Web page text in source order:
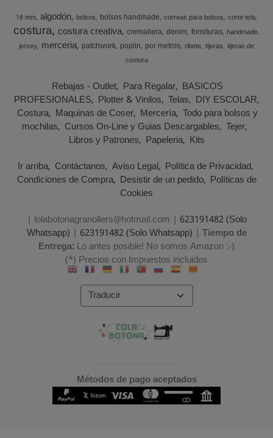
18 mm algodón bolsos bolsos handmade correas para bolsos corte tela
costura costura creativa cremallera denim fornituras handmade
jersey merceria patchwork poplin por metros ribete tijeras tijeras de
costura
Rebajas - Outlet Para Regalar BASICOS
PROFESIONALES Plotter & Vinilos Telas DIY ESCOLAR
Costura Maquinas de Coser Mercería Todo para bolsos y
mochilas Cursos On-Line y Guias Descargables Tejer
Libros y Patrones Papeleria Kits
Ir arriba Contáctanos Aviso Legal Política de Privacidad
Condiciones de Compra Desistir de un pedido Políticas de
Cookies
| lolabotonagranollers@hotmail.com | 623191482 (Solo
Whatsapp) | 623191482 (Solo Whatsapp) | Tiempo de
Entrega:Lo antes posible! No somos Amazon :-)
(*) Precios con Impuestos incluidos
Métodos de pago aceptados